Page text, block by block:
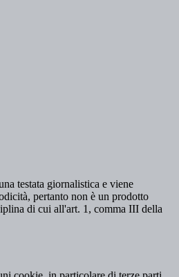
testata giornalistica e viene
pertanto non è un prodotto
di cui all'art. 1, comma III della